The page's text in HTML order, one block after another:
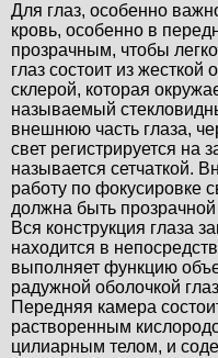
Для глаз, особенно
кровь, особенно в
прозрачным, чтобы
глаз состоит из
склерой, которая
называемый
внешнюю часть глаза,
свет регистрируется на
называется сетчаткой.
работу по фокусировке
должна быть
Вся конструкция глаза
находится в
выполняет функцию
радужной оболочкой
Передняя камера
растворенным
цилиарным телом, и